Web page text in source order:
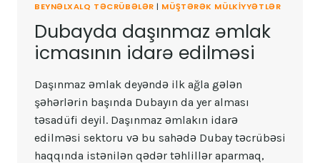
BEYNƏLXALQ TƏCRÜBƏLƏR | MÜŞTƏRƏK MÜLKIYYƏTLƏR
Dubayda daşınmaz əmlak
icmasının idarə edilməsi
Daşınmaz əmlak deyəndə ilk ağla gələn
şəhərlərin başında Dubayın da yer alması
təsadüfi deyil. Daşınmaz əmlakın idarə
edilməsi sektoru və bu sahədə Dubay təcrübəsi
haqqında istənilən qədər təhlillər aparmaq,